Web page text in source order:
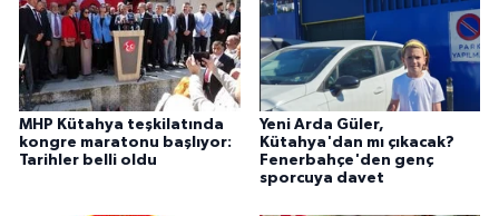
MHP Kütahya teşkilatında
kongre maratonu başlıyor:
Tarihler belli oldu
Yeni Arda Güler,
Kütahya'dan mı çıkacak?
Fenerbahçe'den genç
sporcuya davet